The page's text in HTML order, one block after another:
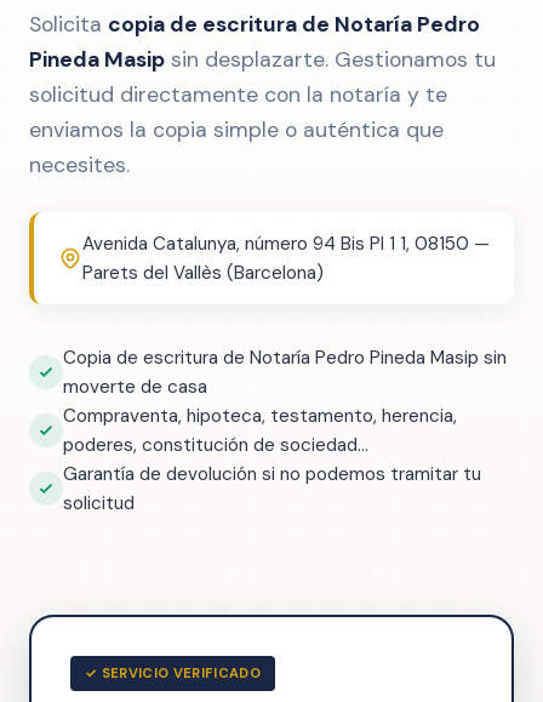
Solicita copia de escritura de Notaría Pedro
Pineda Masip sin desplazarte. Gestionamos tu
solicitud directamente con la notaría y te
enviamos la copia simple o auténtica que
necesites.
Avenida Catalunya, número 94 Bis Pl 1 1, 08150 —
Parets del Vallès (Barcelona)
Copia de escritura de Notaría Pedro Pineda Masip sin
moverte de casa
Compraventa, hipoteca, testamento, herencia,
poderes, constitución de sociedad...
Garantía de devolución si no podemos tramitar tu
solicitud
✓ SERVICIO VERIFICADO